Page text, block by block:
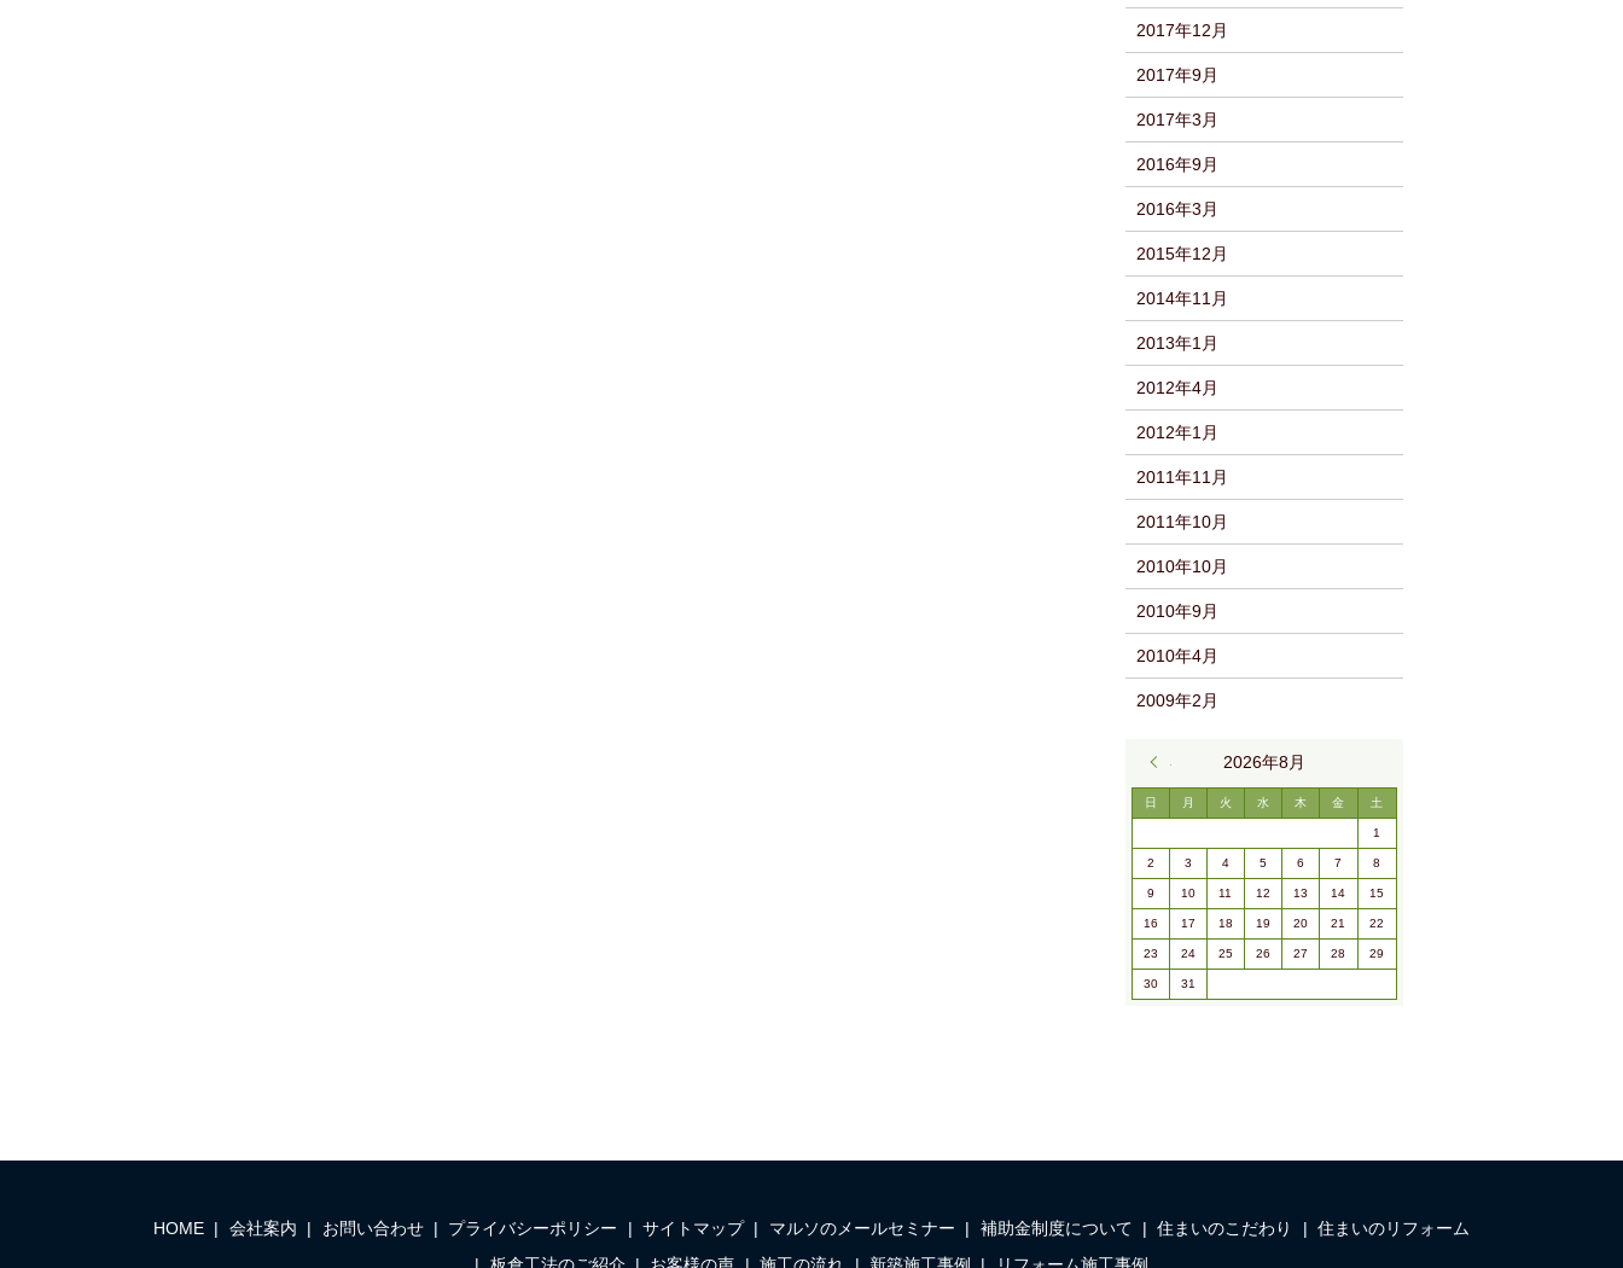
2017年12月
2017年9月
2017年3月
2016年9月
2016年3月
2015年12月
2014年11月
2013年1月
2012年4月
2012年1月
2011年11月
2011年10月
2010年10月
2010年9月
2010年4月
2009年2月
2026年8月
日 月 火 水 木 金 土
1
2 3 4 5 6 7 8
9 10 11 12 13 14 15
16 17 18 19 20 21 22
23 24 25 26 27 28 29
30 31
HOME 会社案内 お問い合わせ プライバシーポリシー サイトマップ マルソのメールセミナー 補助金制度について 住まいのこだわり
住まいのリフォーム